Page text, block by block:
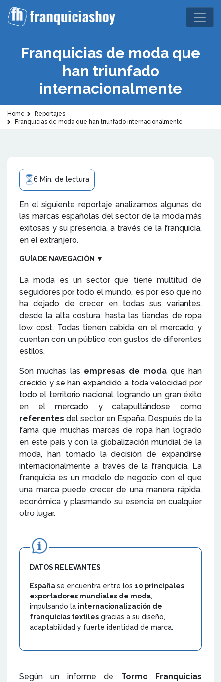
Franquicias de moda que
han triunfado
internacionalmente
Home
Reportajes
Franquicias de moda que han triunfado internacionalmente
6 Min. de lectura
En el siguiente reportaje analizamos algunas de
las marcas españolas del sector de la moda más
exitosas y su presencia, a través de la franquicia,
en el extranjero.
GUÍA DE NAVEGACIÓN ▼
La moda es un sector que tiene multitud de
seguidores por todo el mundo, es por eso que no
ha dejado de crecer en todas sus variantes,
desde la alta costura, hasta las tiendas de ropa
low cost. Todas tienen cabida en el mercado y
cuentan con un público con gustos de diferentes
estilos.
Son muchas las empresas de moda que han
crecido y se han expandido a toda velocidad por
todo el territorio nacional, logrando un gran éxito
en el mercado y catapultándose como
referentes del sector en España. Después de la
fama que muchas marcas de ropa han logrado
en este país y con la globalización mundial de la
moda, han tomado la decisión de expandirse
internacionalmente a través de la franquicia. La
franquicia es un modelo de negocio con el que
una marca puede crecer de una manera rápida,
económica y plasmando su esencia en cualquier
otro lugar.
DATOS RELEVANTES
Españase encuentra entre los 10 principales
exportadores mundiales de moda,
impulsando la internacionalización de
franquicias textiles gracias a su diseño,
adaptabilidad y fuerte identidad de marca.
Según un informe de Tormo Franquicias